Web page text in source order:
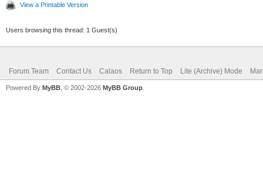
View a Printable Version
Users browsing this thread: 1 Guest(s)
Forum Team Contact Us Calaos Return to Top Lite (Archive) Mode
Powered By MyBB , © 2002-2026 MyBB Group